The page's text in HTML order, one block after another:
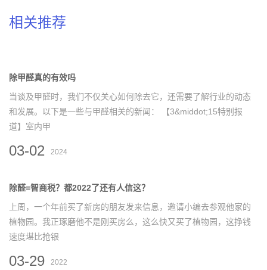
相关推荐
除甲醛真的有效吗
当谈及甲醛时，我们不仅关心如何除去它，还需要了解行业的动态
和发展。以下是一些与甲醛相关的新闻： 【3&middot;15特别报
道】室内甲
03-02 2024
除醛=智商税？都2022了还有人信这？
上周，一个年前买了新房的朋友发来信息，邀请小编去参观他家的
植物园。我正琢磨他不是刚买房么，这么快又买了植物园，这挣钱
速度堪比抢银
03-29 2022